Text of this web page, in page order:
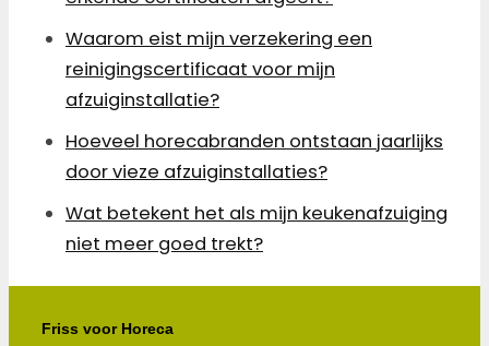
Waarom eist mijn verzekering een
reinigingscertificaat voor mijn
afzuiginstallatie?
Hoeveel horecabranden ontstaan jaarlijks
door vieze afzuiginstallaties?
Wat betekent het als mijn keukenafzuiging
niet meer goed trekt?
Friss voor Horeca